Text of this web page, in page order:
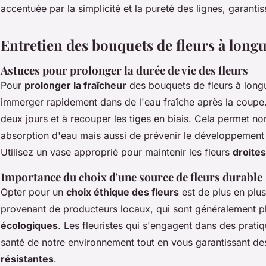
accentuée par la simplicité et la pureté des lignes,
Entretien des bouquets de fleurs à
Astuces pour prolonger la durée de vie des fleurs
Pour prolonger la fraîcheur des bouquets de fleurs à
immerger rapidement dans de l'eau fraîche après la
deux jours et à recouper les tiges en biais. Cela permet
absorption d'eau mais aussi de prévenir le
Utilisez un vase approprié pour maintenir les fleurs
Importance du choix d'une source de fleurs durable
Opter pour un choix éthique des fleurs est de plus en
provenant de producteurs locaux, qui sont généralement
écologiques. Les fleuristes qui s'engagent dans des
santé de notre environnement tout en vous garantissant
résistantes.